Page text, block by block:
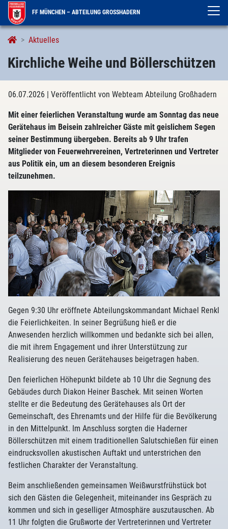
FF MÜNCHEN – ABTEILUNG GROSSHADERN
Aktuelles
Kirchliche Weihe und Böllerschützen
06.07.2026 | Veröffentlicht von Webteam Abteilung Großhadern
Mit einer feierlichen Veranstaltung wurde am Sonntag das neue
Gerätehaus im Beisein zahlreicher Gäste mit geislichem Segen
seiner Bestimmung übergeben. Bereits ab 9 Uhr trafen
Mitglieder von Feuerwehrvereinen, Vertreterinnen und Vertreter
aus Politik ein, um an diesem besonderen Ereignis
teilzunehmen.
Gegen 9:30 Uhr eröffnete Abteilungskommandant Michael Renkl
die Feierlichkeiten. In seiner Begrüßung hieß er die
Anwesenden herzlich willkommen und bedankte sich bei allen,
die mit ihrem Engagement und ihrer Unterstützung zur
Realisierung des neuen Gerätehauses beigetragen haben.
Den feierlichen Höhepunkt bildete ab 10 Uhr die Segnung des
Gebäudes durch Diakon Heiner Baschek. Mit seinen Worten
stellte er die Bedeutung des Gerätehauses als Ort der
Gemeinschaft, des Ehrenamts und der Hilfe für die Bevölkerung
in den Mittelpunkt. Im Anschluss sorgten die Haderner
Böllerschützen mit einem traditionellen Salutschießen für einen
eindrucksvollen akustischen Auftakt und unterstrichen den
festlichen Charakter der Veranstaltung.
Beim anschließenden gemeinsamen Weißwurstfrühstück bot
sich den Gästen die Gelegenheit, miteinander ins Gespräch zu
kommen und sich in geselliger Atmosphäre auszutauschen. Ab
11 Uhr folgten die Grußworte der Vertreterinnen und Vertreter